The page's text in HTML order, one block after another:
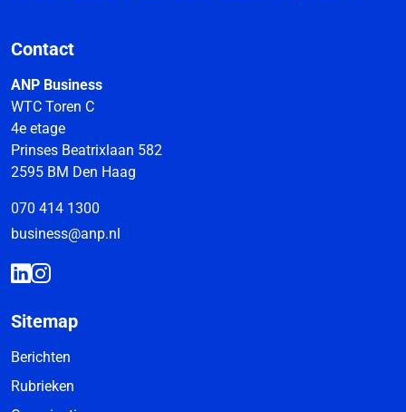
Contact
ANP Business
WTC Toren C
4e etage
Prinses Beatrixlaan 582
2595 BM Den Haag
070 414 1300
business@anp.nl
Sitemap
Berichten
Rubrieken